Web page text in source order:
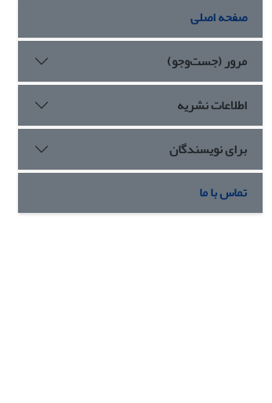
صفحه اصلی
مرور (جست‌وجو)
اطلاعات نشریه
برای نویسندگان
تماس با ما